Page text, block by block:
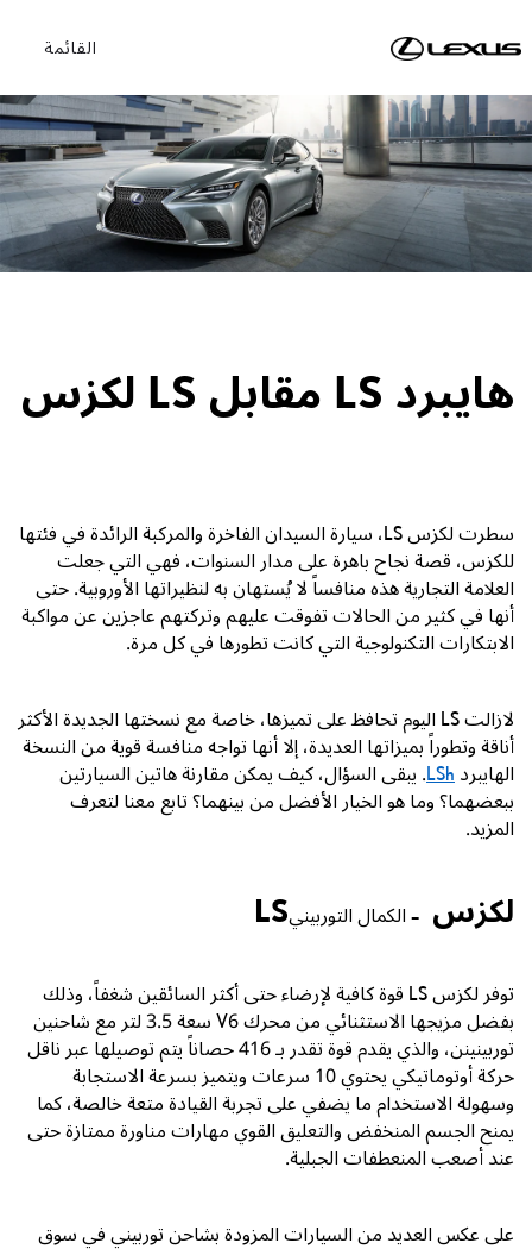
القائمة
لكزس LS مقابل LS هايبرد
سطرت لكزسLS، سيارة السيدان الفاخرة والمركبة الرائدة في فئتها
للكزس، قصة نجاح باهرة على مدار السنوات، فهي التي جعلت
العلامة التجارية هذه منافساً لا يُستهان به لنظيراتها الأوروبية. حتى
أنها في كثير من الحالات تفوقت عليهم وتركتهم عاجزين عن مواكبة
الابتكارات التكنولوجية التي كانت تطورها في كل مرة.
لازالتLSاليوم تحافظ على تميزها، خاصة مع نسختها الجديدة الأكثر
أناقة وتطوراً بميزاتها العديدة، إلا أنها تواجه منافسة قوية من النسخة
الهايبردLSh. يبقى السؤال، كيف يمكن مقارنة هاتين السيارتين
ببعضهما؟ وما هو الخيار الأفضل من بينهما؟ تابع معنا لتعرف
المزيد.
لكزس LS – الكمال التوربيني
توفر لكزسLSقوة كافية لإرضاء حتى أكثر السائقين شغفاً، وذلك
بفضل مزيجها الاستثنائي من محركV6سعة3.5لتر مع شاحنين
توربينينن، والذي يقدم قوة تقدر بـ416حصاناً يتم توصيلها عبر ناقل
حركة أوتوماتيكي يحتوي10سرعات ويتميز بسرعة الاستجابة
وسهولة الاستخدام ما يضفي على تجربة القيادة متعة خالصة، كما
يمنح الجسم المنخفض والتعليق القوي مهارات مناورة ممتازة حتى
عند أصعب المنعطفات الجبلية.
على عكس العديد من السيارات المزودة بشاحن توربيني في سوق